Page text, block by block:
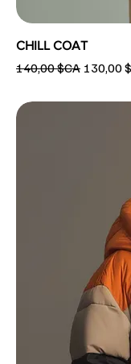
CHILL COAT
Prix original
140,00 $CA Prix
130,00